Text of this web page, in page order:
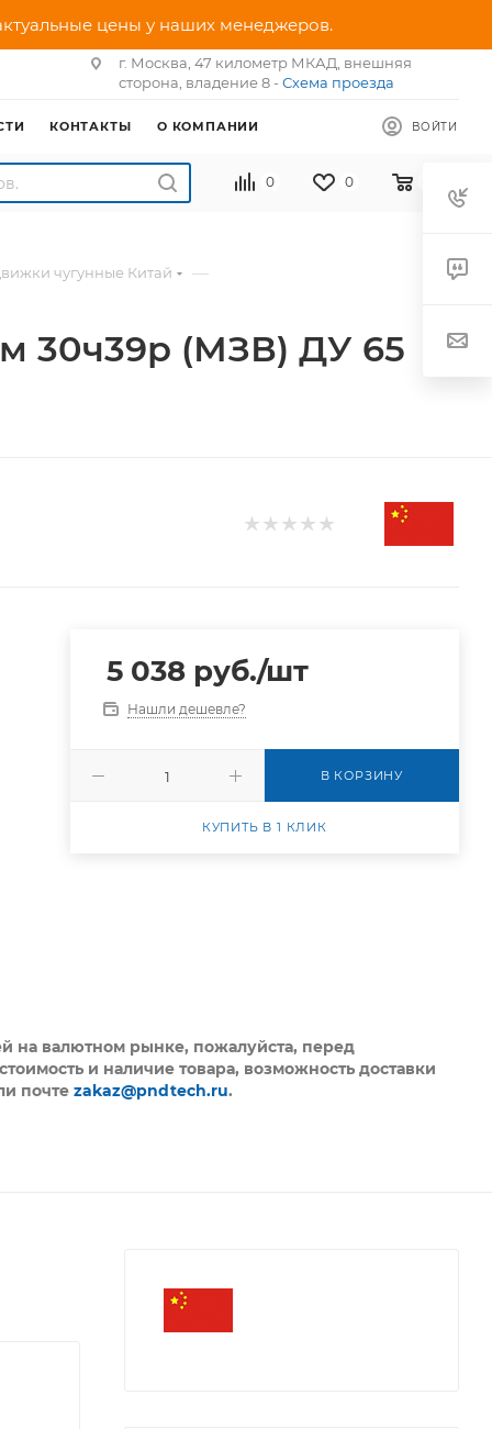
цены у наших менеджеров.
г. Москва, 47 километр МКАД, внешняя
сторона, владение 8 - Схема проезда
ВОЙТИ
КОНТАКТЫ О КОМПАНИИ
0 0
чугунные Китай —
30ч39р (МЗВ) ДУ 65
5 038руб./шт
Нашли дешевле?
В КОРЗИНУ
КУПИТЬ В 1 КЛИК
на валютном рынке, пожалуйста, перед
и наличие товара, возможность доставки
почтеzakaz@pndtech.ru.